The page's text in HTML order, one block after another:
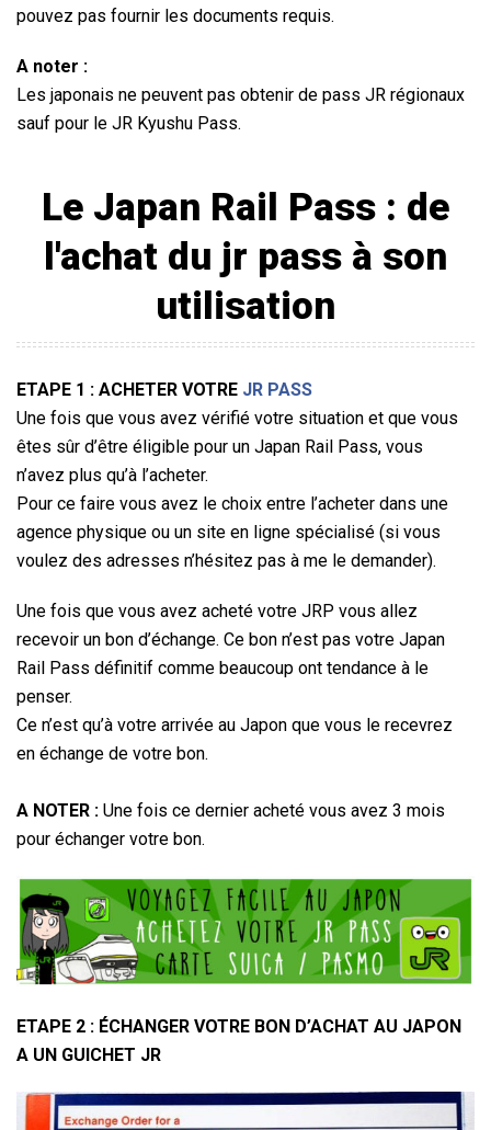
pouvez pas fournir les documents requis.
A noter :
Les japonais ne peuvent pas obtenir de pass JR régionaux
sauf pour le JR Kyushu Pass.
Le Japan Rail Pass : de
l'achat du jr pass à son
utilisation
ETAPE 1 : ACHETER VOTRE JR PASS
Une fois que vous avez vérifié votre situation et que vous
êtes sûr d’être éligible pour un Japan Rail Pass, vous
n’avez plus qu’à l’acheter.
Pour ce faire vous avez le choix entre l’acheter dans une
agence physique ou un site en ligne spécialisé (si vous
voulez des adresses n’hésitez pas à me le demander).
Une fois que vous avez acheté votre JRP vous allez
recevoir un bon d’échange. Ce bon n’est pas votre Japan
Rail Pass définitif comme beaucoup ont tendance à le
penser.
Ce n’est qu’à votre arrivée au Japon que vous le recevrez
en échange de votre bon.
A NOTER : Une fois ce dernier acheté vous avez 3 mois
pour échanger votre bon.
ETAPE 2 : ÉCHANGER VOTRE BON D’ACHAT AU JAPON
A UN GUICHET JR